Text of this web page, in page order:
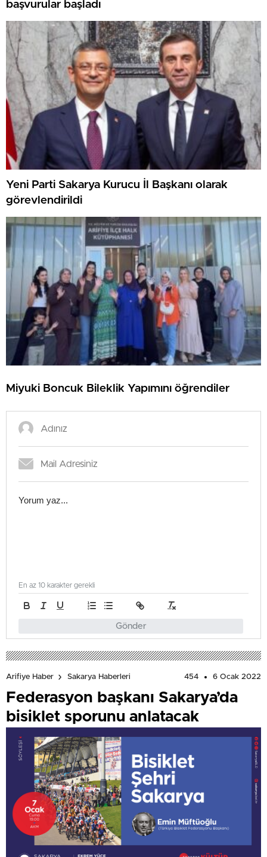
başvurular başladı
Yeni Parti Sakarya Kurucu İl Başkanı olarak
görevlendirildi
Miyuki Boncuk Bileklik Yapımını öğrendiler
Gönder
En az 10 karakter gerekli
Arifiye Haber Sakarya Haberleri 454 6 Ocak 2022
Federasyon başkanı Sakarya’da
bisiklet sporunu anlatacak